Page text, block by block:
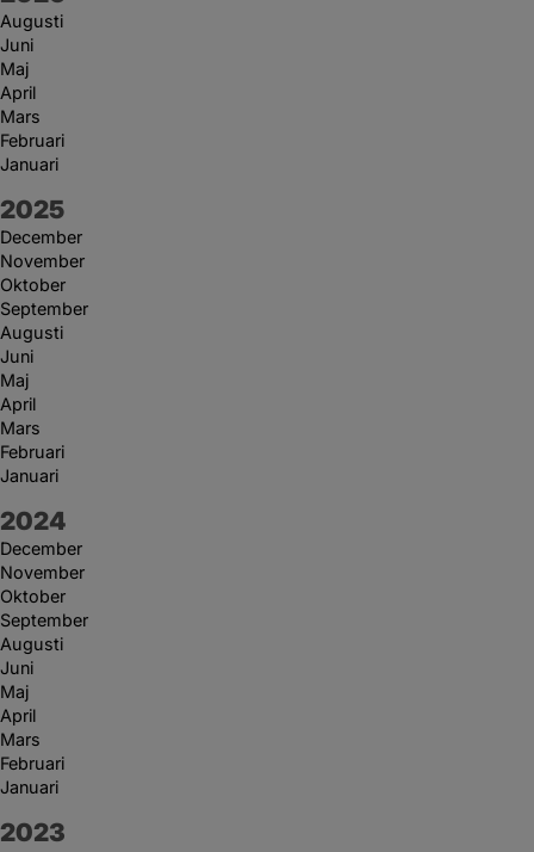
Augusti
Juni
Maj
April
Mars
Februari
Januari
År:
2025
December
November
Oktober
September
Augusti
Juni
Maj
April
Mars
Februari
Januari
År:
2024
December
November
Oktober
September
Augusti
Juni
Maj
April
Mars
Februari
Januari
År:
2023